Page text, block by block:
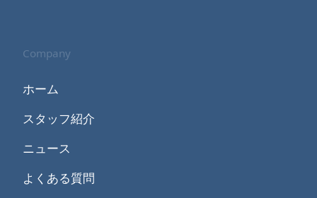
Company
ホーム
スタッフ紹介
ニュース
よくある質問